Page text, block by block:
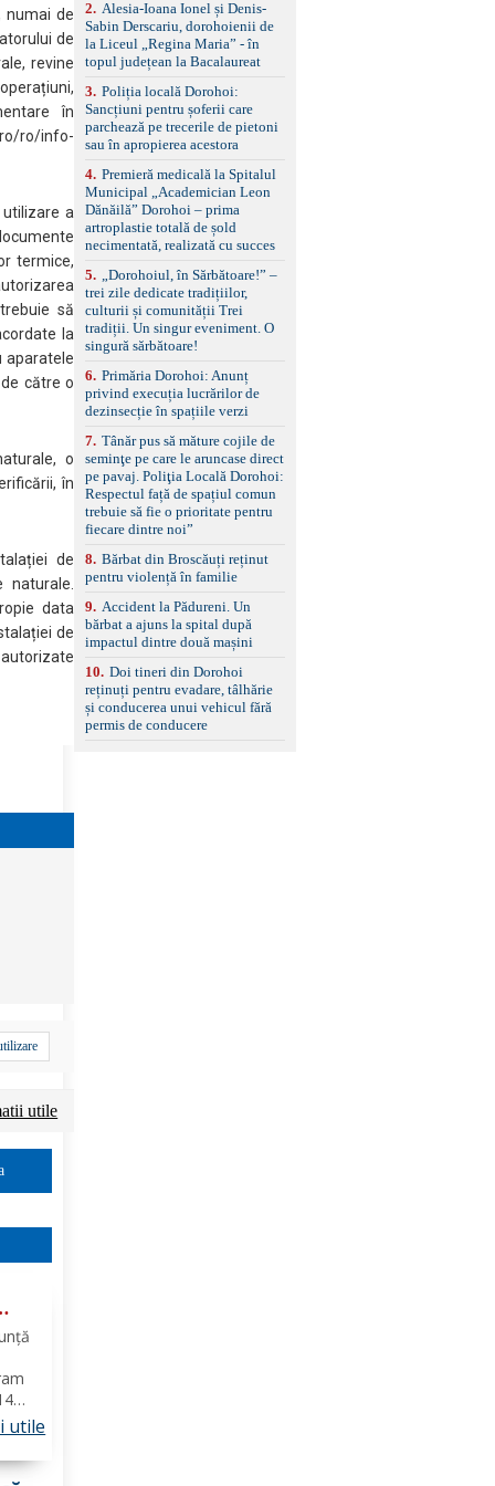
numai de
de
revine
în
ro/info-
a
termice,
să
la
aparatele
către o
o
în
de
data
de
utile
utile
schimbare bandă și
menținere bandă Faruri
bi-xenon adaptive cu
asistent fază lungă
automată , lumini de zi
LED, proiectoare ceață
LED, spălătoare faruri
față/spate, cameră
marșarier Keyless entry
& start, geamuri electrice
față/spate, oglinzi
electrice, încălzite și
rabatabile Sistem hands-
free, Bluetooth, USB
Sistem start/stop, frână
de parcare electrică,
anvelope vară runflat
filtru de particule,
standard Euro 6 Trapă
panoramică, geamuri
remorcare Bonus: -
Covorașe textile montate
pe mașină. -Ofer și un
set de covorașe din
cauciuc/pvc. -Se vinde
împreună cu un set de
anvelope de iarnă.
2. Alesia-Ioana Ionel și Denis-
Sabin Derscariu, dorohoienii de
la Liceul „Regina Maria” - în
topul județean la Bacalaureat
3. Poliția locală Dorohoi:
Sancțiuni pentru șoferii care
parchează pe trecerile de pietoni
sau în apropierea acestora
4. Premieră medicală la Spitalul
Municipal „Academician Leon
Dănăilă” Dorohoi – prima
artroplastie totală de șold
necimentată, realizată cu succes
5.
„Dorohoiul, în Sărbătoare!” –
trei zile dedicate tradițiilor,
culturii și comunității Trei
tradiții. Un singur eveniment. O
singură sărbătoare!
6. Primăria Dorohoi: Anunț
privind execuția lucrărilor de
dezinsecție în spațiile verzi
7. Tânăr pus să măture cojile de
seminţe pe care le aruncase direct
pe pavaj. Poliţia Locală Dorohoi:
Respectul față de spațiul comun
trebuie să fie o prioritate pentru
fiecare dintre noi”
8. Bărbat din Broscăuți reținut
pentru violență în familie
9. Accident la Pădureni. Un
bărbat a ajuns la spital după
impactul dintre două mașini
10. Doi tineri din Dorohoi
reținuți pentru evadare, tâlhărie
și conducerea unui vehicul fără
permis de conducere